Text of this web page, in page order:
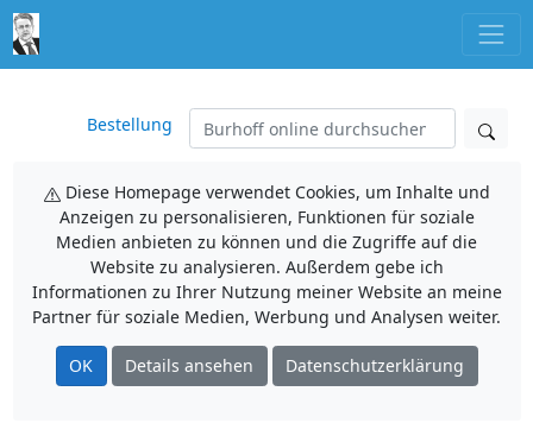
Bestellung
Diese Homepage verwendet Cookies, um Inhalte und
Anzeigen zu personalisieren, Funktionen für soziale
Medien anbieten zu können und die Zugriffe auf die
Website zu analysieren. Außerdem gebe ich
Informationen zu Ihrer Nutzung meiner Website an meine
Partner für soziale Medien, Werbung und Analysen weiter.
OK Details ansehen Datenschutzerklärung